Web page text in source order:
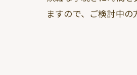
ますので、ご検討中の